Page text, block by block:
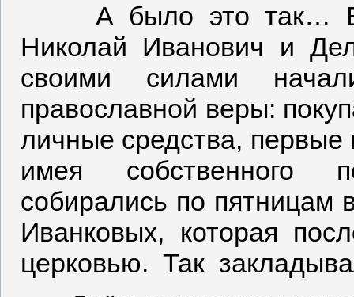
А было это так… В
Николай Иванович и
своими силами
православной веры:
личные средства,
имея собственного
собирались по пятницам
Иванковых, которая
церковью. Так